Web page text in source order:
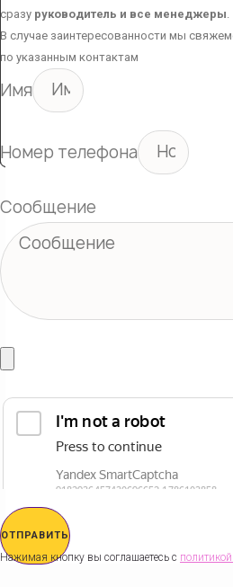
сразу руководитель и все менеджеры
В случае заинтересованности мы
по указанным контактам
Имя
Номер телефона
Сообщение
ОТПРАВИТЬ
Нажимая кнопку вы соглашаетесь с политикой